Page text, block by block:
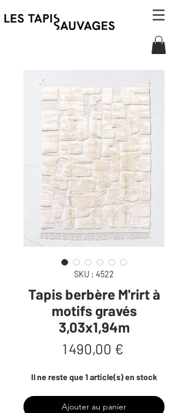
SKU : 4522
Tapis berbère M'rirt à
motifs gravés
3,03x1,94m
1 490,00 €Prix
Il ne reste que 1 article(s) en stock
Ajouter au panier